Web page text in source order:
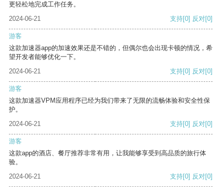
更轻松地完成工作任务。
2024-06-21
支持[0] 反对[0]
游客
这款加速器app的加速效果还是不错的，但偶尔也会出现卡顿的情况，希
望开发者能够优化一下。
2024-06-21
支持[0] 反对[0]
游客
这款加速器VPM应用程序已经为我们带来了无限的流畅体验和安全性保
护。
2024-06-21
支持[0] 反对[0]
游客
这款app的酒店、餐厅推荐非常有用，让我能够享受到高品质的旅行体
验。
2024-06-21
支持[0] 反对[0]